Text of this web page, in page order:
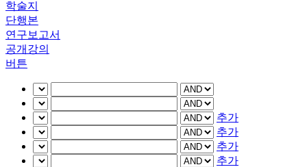
학술지
단행본
연구보고서
공개강의
버튼
추가
추가
추가
추가